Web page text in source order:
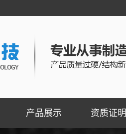
产品展示 资质证明